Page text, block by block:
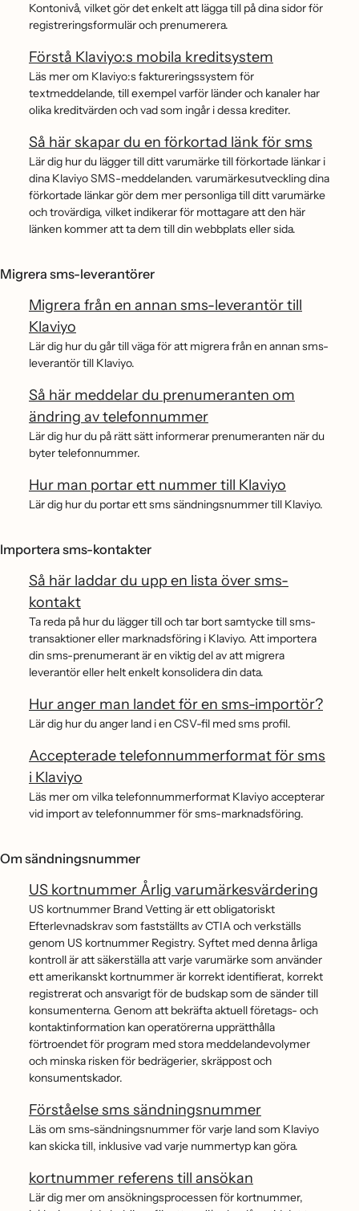
Kontonivå, vilket gör det enkelt att lägga till på dina sidor för
registreringsformulär och prenumerera.
Förstå Klaviyo:s mobila kreditsystem
Läs mer om Klaviyo:s faktureringssystem för
textmeddelande, till exempel varför länder och kanaler har
olika kreditvärden och vad som ingår i dessa krediter.
Så här skapar du en förkortad länk för sms
Lär dig hur du lägger till ditt varumärke till förkortade länkar i
dina Klaviyo SMS-meddelanden. varumärkesutveckling dina
förkortade länkar gör dem mer personliga till ditt varumärke
och trovärdiga, vilket indikerar för mottagare att den här
länken kommer att ta dem till din webbplats eller sida.
Migrera sms-leverantörer
Migrera från en annan sms-leverantör till
Klaviyo
Lär dig hur du går till väga för att migrera från en annan sms-
leverantör till Klaviyo.
Så här meddelar du prenumeranten om
ändring av telefonnummer
Lär dig hur du på rätt sätt informerar prenumeranten när du
byter telefonnummer.
Hur man portar ett nummer till Klaviyo
Lär dig hur du portar ett sms sändningsnummer till Klaviyo.
Importera sms-kontakter
Så här laddar du upp en lista över sms-
kontakt
Ta reda på hur du lägger till och tar bort samtycke till sms-
transaktioner eller marknadsföring i Klaviyo. Att importera
din sms-prenumerant är en viktig del av att migrera
leverantör eller helt enkelt konsolidera din data.
Hur anger man landet för en sms-importör?
Lär dig hur du anger land i en CSV-fil med sms profil.
Accepterade telefonnummerformat för sms
i Klaviyo
Läs mer om vilka telefonnummerformat Klaviyo accepterar
vid import av telefonnummer för sms-marknadsföring.
Om sändningsnummer
US kortnummer Årlig varumärkesvärdering
US kortnummer Brand Vetting är ett obligatoriskt
Efterlevnadskrav som fastställts av CTIA och verkställs
genom US kortnummer Registry. Syftet med denna årliga
kontroll är att säkerställa att varje varumärke som använder
ett amerikanskt kortnummer är korrekt identifierat, korrekt
registrerat och ansvarigt för de budskap som de sänder till
konsumenterna. Genom att bekräfta aktuell företags- och
kontaktinformation kan operatörerna upprätthålla
förtroendet för program med stora meddelandevolymer
och minska risken för bedrägerier, skräppost och
konsumentskador.
Förståelse sms sändningsnummer
Läs om sms-sändningsnummer för varje land som Klaviyo
kan skicka till, inklusive vad varje nummertyp kan göra.
kortnummer referens till ansökan
Lär dig mer om ansökningsprocessen för kortnummer,